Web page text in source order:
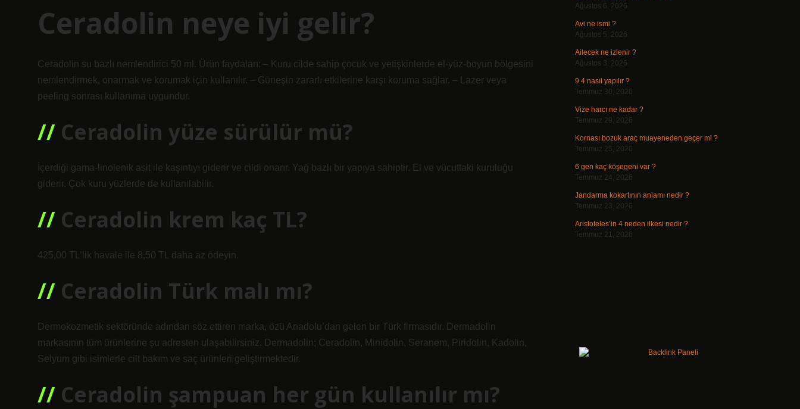
Ceradolin neye iyi gelir?
Ceradolin su bazlı nemlendirici 50 ml. Ürün faydaları: – Kuru cilde sahip çocuk ve yetişkinlerde el-yüz-boyun bölgesini
nemlendirmek, onarmak ve korumak için kullanılır. – Güneşin zararlı etkilerine karşı koruma sağlar. – Lazer veya
peeling sonrası kullanıma uygundur.
Ceradolin yüze sürülür mü?
İçerdiği gama-linolenik asit ile kaşıntıyı giderir ve cildi onarır. Yağ bazlı bir yapıya sahiptir. El ve vücuttaki kuruluğu
giderir. Çok kuru yüzlerde de kullanılabilir.
Ceradolin krem kaç TL?
425,00 TL’lik havale ile 8,50 TL daha az ödeyin.
Ceradolin Türk malı mı?
Dermokozmetik sektöründe adından söz ettiren marka, özü Anadolu’dan gelen bir Türk firmasıdır. Dermadolin
markasının tüm ürünlerine şu adresten ulaşabilirsiniz. Dermadolin; Ceradolin, Minidolin, Seranem, Piridolin, Kadolin,
Selyum gibi isimlerle cilt bakım ve saç ürünleri geliştirmektedir.
Ceradolin şampuan her gün kullanılır mı?
Ağustos 6, 2026
Avi ne ismi ?
Ağustos 5, 2026
Ailecek ne izlenir ?
Ağustos 3, 2026
9 4 nasıl yapılır ?
Temmuz 30, 2026
Vize harcı ne kadar ?
Temmuz 29, 2026
Kornası bozuk araç muayeneden geçer mi ?
Temmuz 25, 2026
6 gen kaç köşegeni var ?
Temmuz 24, 2026
Jandarma kokartının anlamı nedir ?
Temmuz 23, 2026
Aristoteles’in 4 neden ilkesi nedir ?
Temmuz 21, 2026